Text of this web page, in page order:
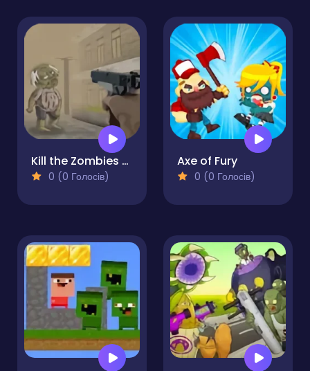
Kill the Zombies Game
0 (0 Голосів)
Axe of Fury
0 (0 Голосів)